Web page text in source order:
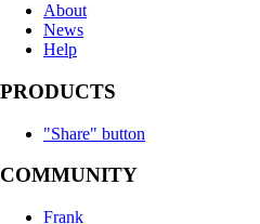
About
News
Help
PRODUCTS
"Share" button
COMMUNITY
Frank